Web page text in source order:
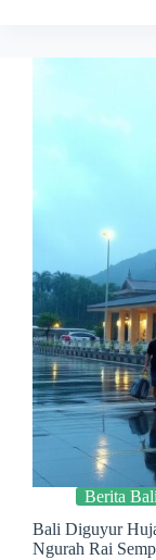
Berita Bali
Bali Diguyur
Ngurah Rai